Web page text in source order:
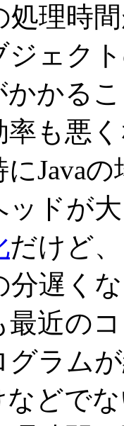
処理時
ェク
かかる
率も悪
Java
ッドが
だけど
分遅く
近の
グラム
などで